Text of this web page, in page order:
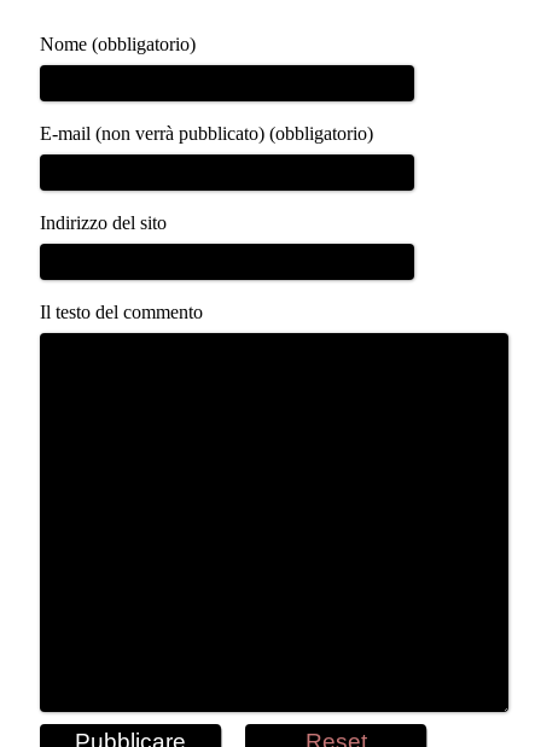
Nome (obbligatorio)
E-mail (non verrà pubblicato) (obbligatorio)
Indirizzo del sito
Il testo del commento